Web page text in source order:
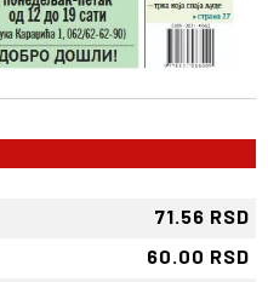
71.56 RSD
60.00 RSD